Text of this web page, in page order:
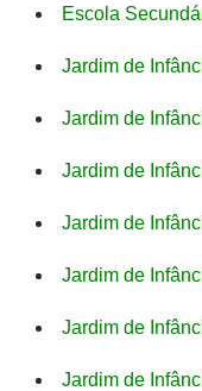
Escola
Jardim de
Jardim de
Jardim de
Jardim de
Jardim de
Jardim de
Jardim de